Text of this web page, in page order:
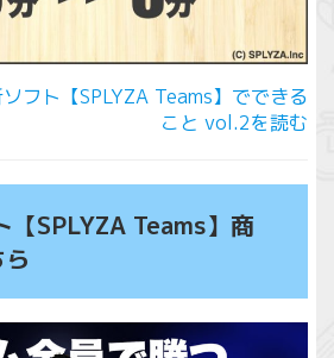
フト【SPLYZA Teams】でできる
こと vol.2を読む
SPLYZA Teams】商